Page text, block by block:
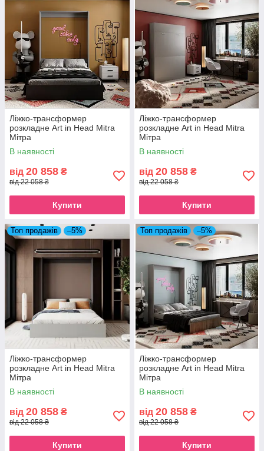
Ліжко-трансформер
розкладне Art in Head Mitra
Мітра
В наявності
від 20 858 ₴
від 22 058 ₴
Купити
Ліжко-трансформер
розкладне Art in Head Mitra
Мітра
В наявності
від 20 858 ₴
від 22 058 ₴
Купити
Топ продажів –5%
Ліжко-трансформер
розкладне Art in Head Mitra
Мітра
В наявності
від 20 858 ₴
від 22 058 ₴
Купити
Топ продажів –5%
Ліжко-трансформер
розкладне Art in Head Mitra
Мітра
В наявності
від 20 858 ₴
від 22 058 ₴
Купити